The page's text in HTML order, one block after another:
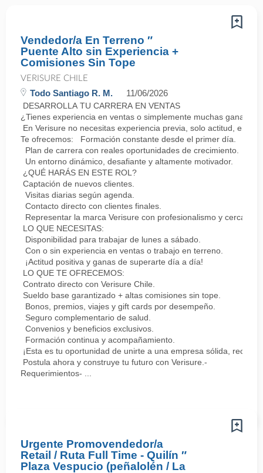
Vendedor/a En Terreno ″
Puente Alto sin Experiencia +
Comisiones Sin Tope
VERISURE CHILE
Todo Santiago R. M. 11/06/2026
DESARROLLA TU CARRERA EN VENTAS
¿Tienes experiencia en ventas o simplemente muchas ganas
En Verisure no necesitas experiencia previa, solo actitud,
Te ofrecemos: Formación constante desde el primer día.
Plan de carrera con reales oportunidades de crecimiento.
Un entorno dinámico, desafiante y altamente motivador.
¿QUÉ HARÁS EN ESTE ROL?
Captación de nuevos clientes.
Visitas diarias según agenda.
Contacto directo con clientes finales.
Representar la marca Verisure con profesionalismo y cercanía.
LO QUE NECESITAS:
Disponibilidad para trabajar de lunes a sábado.
Con o sin experiencia en ventas o trabajo en terreno.
¡Actitud positiva y ganas de superarte día a día!
LO QUE TE OFRECEMOS:
Contrato directo con Verisure Chile.
Sueldo base garantizado + altas comisiones sin tope.
Bonos, premios, viajes y gift cards por desempeño.
Seguro complementario de salud.
Convenios y beneficios exclusivos.
Formación continua y acompañamiento.
¡Esta es tu oportunidad de unirte a una empresa sólida,
Postula ahora y construye tu futuro con Verisure.-
Requerimientos- ...
Urgente Promovendedor/a
Retail / Ruta Full Time - Quilín ″
Plaza Vespucio (peñalolén / La